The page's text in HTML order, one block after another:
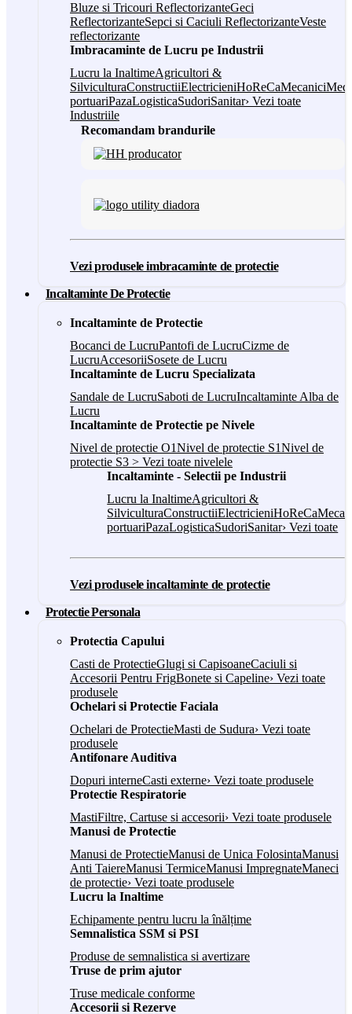
Bluze si Tricouri ReflectorizanteGeci
ReflectorizanteSepci si Caciuli ReflectorizanteVeste
reflectorizante
Imbracaminte de Lucru pe Industrii
Lucru la InaltimeAgricultori &
SilviculturaConstructiiElectricieniHoReCaMecanici
portuariPazaLogisticaSudoriSanitar› Vezi toate
Industriile
Recomandam brandurile
Vezi produsele imbracaminte de protectie
Incaltaminte De Protectie
Incaltaminte de Protectie
Bocanci de LucruPantofi de LucruCizme de
LucruAccesoriiSosete de Lucru
Incaltaminte de Lucru Specializata
Sandale de LucruSaboti de LucruIncaltaminte Alba de
Lucru
Incaltaminte de Protectie pe Nivele
Nivel de protectie O1Nivel de protectie S1Nivel de
protectie S3 > Vezi toate nivelele
Incaltaminte - Selectii pe Industrii
Lucru la InaltimeAgricultori &
SilviculturaConstructiiElectricieniHoReCa
portuariPazaLogisticaSudoriSanitar› Vezi toate
Vezi produsele incaltaminte de protectie
Protectie Personala
Protectia Capului
Casti de ProtectieGlugi si CapisoaneCaciuli si
Accesorii Pentru FrigBonete si Capeline› Vezi toate
produsele
Ochelari si Protectie Faciala
Ochelari de ProtectieMasti de Sudura› Vezi toate
produsele
Antifonare Auditiva
Dopuri interneCasti externe› Vezi toate produsele
Protectie Respiratorie
MastiFiltre, Cartuse si accesorii› Vezi toate produsele
Manusi de Protectie
Manusi de ProtectieManusi de Unica FolosintaManusi
Anti TaiereManusi TermiceManusi ImpregnateManeci
de protectie› Vezi toate produsele
Lucru la Inaltime
Echipamente pentru lucru la înălțime
Semnalistica SSM si PSI
Produse de semnalistica si avertizare
Truse de prim ajutor
Truse medicale conforme
Accesorii si Rezerve